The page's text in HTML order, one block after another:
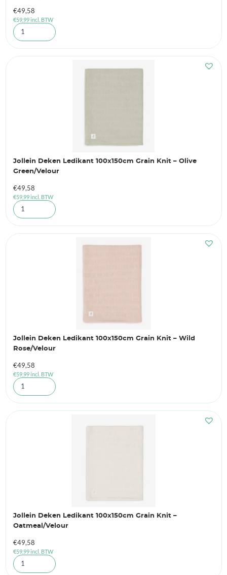
€49,58
€59,99incl. BTW
Jollein Deken Ledikant 100x150cm Grain Knit – Olive
Green/Velour
€49,58
€59,99incl. BTW
Jollein Deken Ledikant 100x150cm Grain Knit – Wild
Rose/Velour
€49,58
€59,99incl. BTW
Jollein Deken Ledikant 100x150cm Grain Knit –
Oatmeal/Velour
€49,58
€59,99incl. BTW